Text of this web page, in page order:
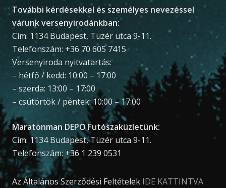
További kérdésekkel és személyes nevezéssel
várunk versenyirodánkban:
Cím: 1134 Budapest, Tüzér utca 9-11.
Telefonszám: +36 70 605 7415
Versenyiroda nyitvatartás:
– hétfő / kedd: 10:00 – 17:00
– szerda: 13:00 – 17:00
– csütörtök / péntek: 10:00 – 17:00
Maratonman DEPO Futószaküzletünk:
Cím: 1134 Budapest, Tüzér utca 9-11.
Telefonszám: +36 1 239 0531
Az Általános Szerződési Feltételek IDE KATTINTVA